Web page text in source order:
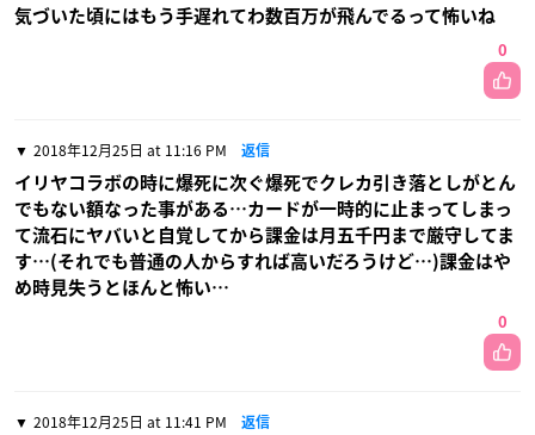
気づいた頃にはもう手遅れてわ数百万が飛んでるって怖いね
0
2018年12月25日 at 11:16 PM 返信
イリヤコラボの時に爆死に次ぐ爆死でクレカ引き落としがとん
でもない額なった事がある…カードが一時的に止まってしまっ
て流石にヤバいと自覚してから課金は月五千円まで厳守してま
す…(それでも普通の人からすれば高いだろうけど…)課金はや
め時見失うとほんと怖い…
0
2018年12月25日 at 11:41 PM 返信